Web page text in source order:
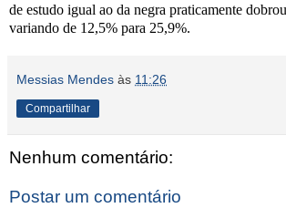
de estudo igual ao da negra praticamente
variando de 12,5% para 25,9%.
Messias Mendes às 11:26
Compartilhar
Nenhum comentário:
Postar um comentário